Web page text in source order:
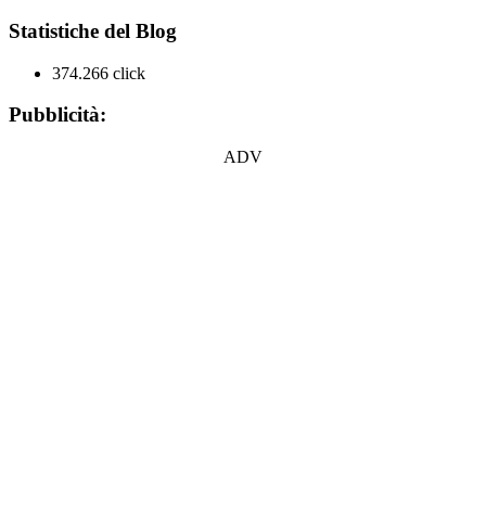
Statistiche del Blog
374.266 click
Pubblicità:
ADV